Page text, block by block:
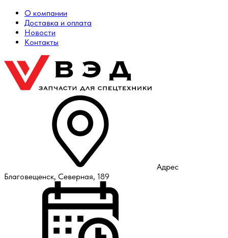
О компании
Доставка и оплата
Новости
Контакты
Адрес
Благовещенск, Северная, 189